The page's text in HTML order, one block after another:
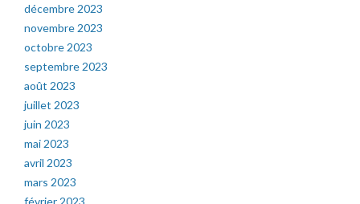
décembre 2023
novembre 2023
octobre 2023
septembre 2023
août 2023
juillet 2023
juin 2023
mai 2023
avril 2023
mars 2023